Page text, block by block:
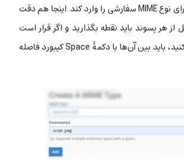
فرمت‌های مد نظر برای نوع MIME سفارشی را وارد کند. اینجا هم دقت
از هر پسوند باید نقطه بگذارید و اگر قرار است
چند پسوند تعریف کنید، باید بین آن‌ها با دکمۀ Space کیبورد فاصله